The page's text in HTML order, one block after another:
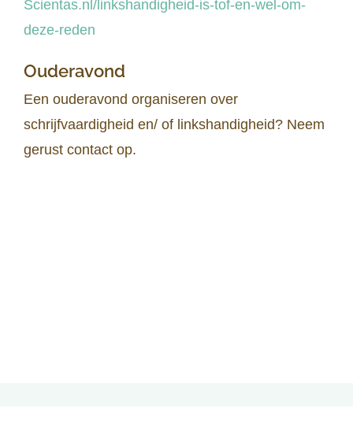
Scientas.nl/linkshandigheid-is-tof-en-wel-om-
deze-reden
Ouderavond
Een ouderavond organiseren over
schrijfvaardigheid en/ of linkshandigheid? Neem
gerust contact op.